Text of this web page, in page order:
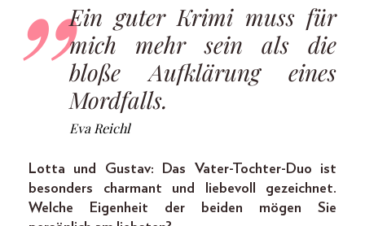
Ein guter Krimi muss für
mich mehr sein als die
bloße Aufklärung eines
Mordfalls.
Eva Reichl
Lotta und Gustav: Das Vater-Tochter-Duo ist
besonders charmant und liebevoll gezeichnet.
Welche Eigenheit der beiden mögen Sie